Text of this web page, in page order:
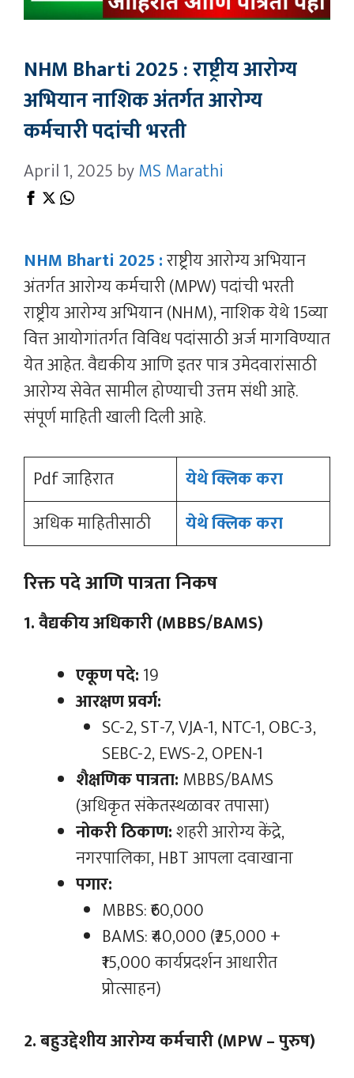
NHM Bharti 2025 : राष्ट्रीय आरोग्य
अभियान नाशिक अंतर्गत आरोग्य
कर्मचारी पदांची भरती
April 1, 2025 byMS Marathi
NHM Bharti 2025 :राष्ट्रीय आरोग्य अभियान
अंतर्गत आरोग्य कर्मचारी (MPW) पदांची भरती
राष्ट्रीय आरोग्य अभियान (NHM), नाशिक येथे 15व्या
वित्त आयोगांतर्गत विविध पदांसाठी अर्ज मागविण्यात
येत आहेत. वैद्यकीय आणि इतर पात्र उमेदवारांसाठी
आरोग्य सेवेत सामील होण्याची उत्तम संधी आहे.
संपूर्ण माहिती खाली दिली आहे.
Pdf जाहिरात
येथे क्लिक करा
अधिक माहितीसाठी
येथे क्लिक करा
रिक्त पदे आणि पात्रता निकष
1. वैद्यकीय अधिकारी (MBBS/BAMS)
एकूण पदे:19
आरक्षण प्रवर्ग:
SC-2, ST-7, VJA-1, NTC-1, OBC-3,
SEBC-2, EWS-2, OPEN-1
शैक्षणिक पात्रता:MBBS/BAMS
(अधिकृत संकेतस्थळावर तपासा)
नोकरी ठिकाण:शहरी आरोग्य केंद्रे,
नगरपालिका, HBT आपला दवाखाना
पगार:
MBBS: ₹60,000
BAMS: ₹40,000 (₹25,000 +
₹15,000 कार्यप्रदर्शन आधारीत
प्रोत्साहन)
2. बहुउद्देशीय आरोग्य कर्मचारी (MPW – पुरुष)